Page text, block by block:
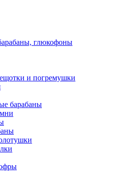
глюкофоны
и погремушки
барабаны